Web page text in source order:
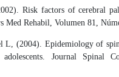
Risk factors of cerebral
Med Rehabil, Volumen 81,
L, (2004). Epidemiology of
Journal Spinal